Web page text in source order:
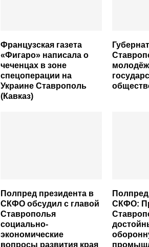
Французская газета
«Фигаро» написала о
чеченцах в зоне
спецоперации на
Украине Ставрополь
(Кавказ)
Полпред президента в
СКФО обсудил с главой
Ставрополья
социально-
экономические
вопросы развития края
СКФО: